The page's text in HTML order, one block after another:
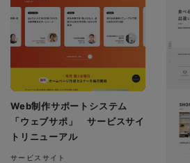
Web制作サポートシステム
「ウェブサポ」 サービスサイ
トリニューアル
サービスサイト